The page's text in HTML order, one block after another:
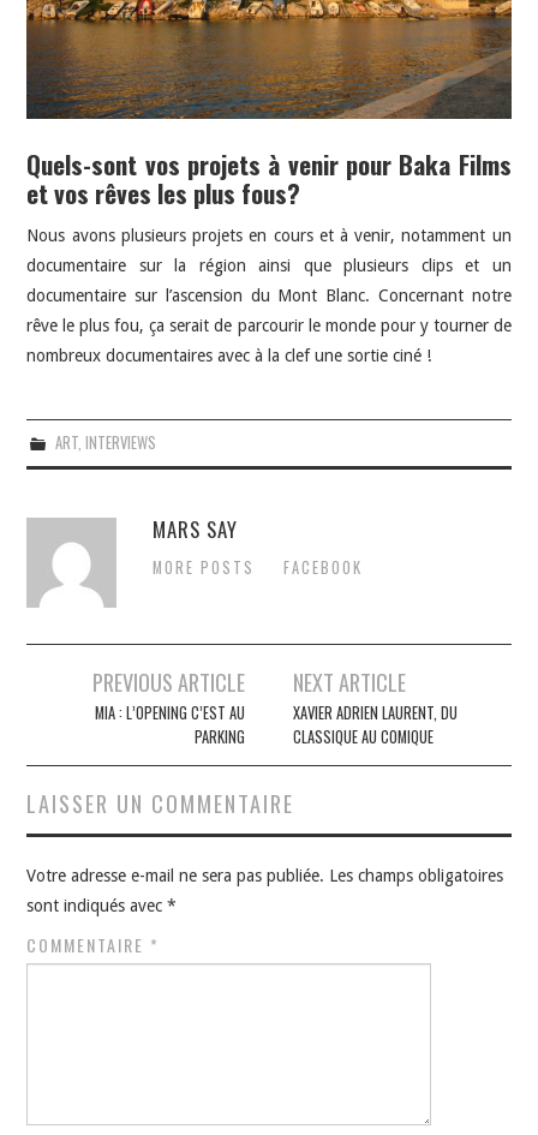
Quels-sont vos projets à venir pour Baka Films
et vos rêves les plus fous?
Nous avons plusieurs projets en cours et à venir, notamment un
documentaire sur la région ainsi que plusieurs clips et un
documentaire sur l’ascension du Mont Blanc. Concernant notre
rêve le plus fou, ça serait de parcourir le monde pour y tourner de
nombreux documentaires avec à la clef une sortie ciné !
ART, INTERVIEWS
MARS SAY
MORE POSTS FACEBOOK
Navigation
PREVIOUS ARTICLE
MIA : L’OPENING C’EST AU
PARKING
NEXT ARTICLE
XAVIER ADRIEN LAURENT, DU
CLASSIQUE AU COMIQUE
LAISSER UN COMMENTAIRE
Votre adresse e-mail ne sera pas publiée. Les champs obligatoires
sont indiqués avec*
COMMENTAIRE *